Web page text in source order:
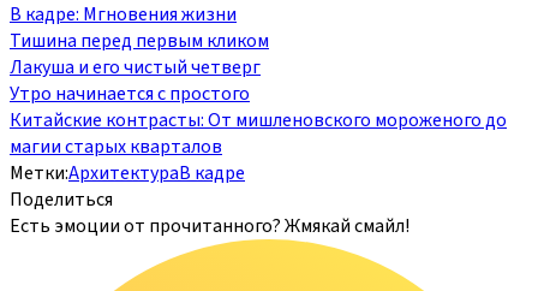
В кадре: Мгновения жизни
Тишина перед первым кликом
Лакуша и его чистый четверг
Утро начинается с простого
Китайские контрасты: От мишленовского мороженого до
магии старых кварталов
Метки:АрхитектураВ кадре
Поделиться
Есть эмоции от прочитанного? Жмякай смайл!